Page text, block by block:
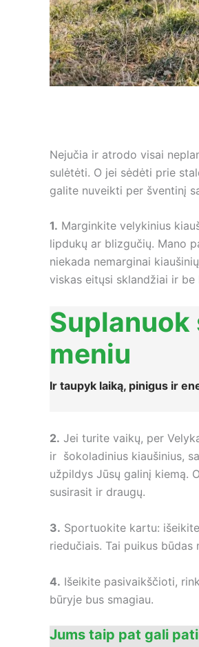
Nejučia ir atrodo visai
sulėtėti. O jei sėdėti prie
galite nuveikti per šventinį
1. Marginkite velykinius
lipdukų ar blizgučių. Mano
niekada nemarginai
viskas eitųsi sklandžiai ir be
Suplanuok
meniu
Ir taupyk laiką, pinigus ir
2. Jei turite vaikų, per
ir šokoladinius kiaušinius,
užpildys Jūsų galinį kiemą.
susirasit ir draugų.
3. Sportuokite kartu:
riedučiais. Tai puikus
4. Išeikite pasivaikščioti,
būryje bus smagiau.
Jums taip pat gali